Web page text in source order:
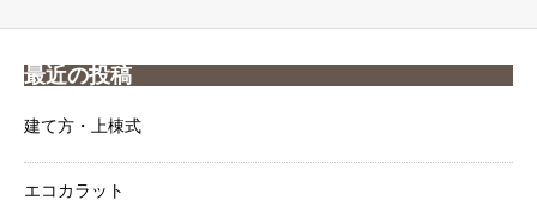
最近の投稿
建て方・上棟式
エコカラット